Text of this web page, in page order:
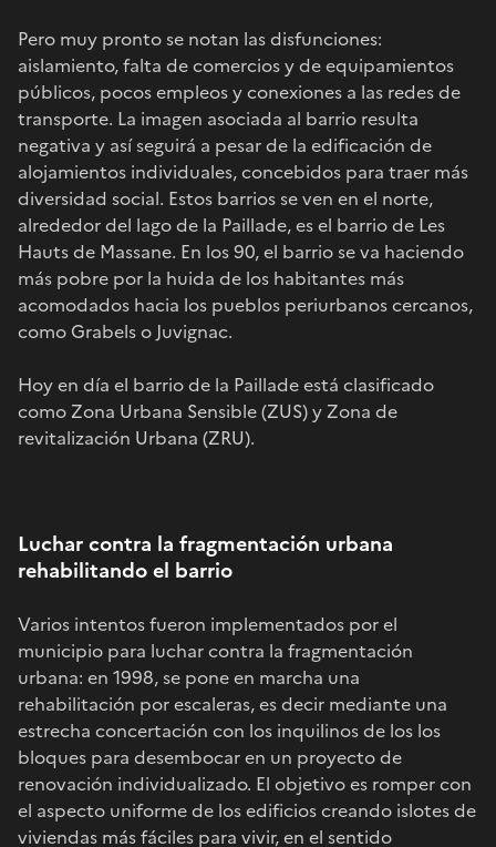
Pero muy pronto se notan las disfunciones:
aislamiento, falta de comercios y de equipamientos
públicos, pocos empleos y conexiones a las redes de
transporte. La imagen asociada al barrio resulta
negativa y así seguirá a pesar de la edificación de
alojamientos individuales, concebidos para traer más
diversidad social. Estos barrios se ven en el norte,
alrededor del lago de la Paillade, es el barrio de Les
Hauts de Massane. En los 90, el barrio se va haciendo
más pobre por la huida de los habitantes más
acomodados hacia los pueblos periurbanos cercanos,
como Grabels o Juvignac.
Hoy en día el barrio de la Paillade está clasificado
como Zona Urbana Sensible (ZUS) y Zona de
revitalización Urbana (ZRU).
Luchar contra la fragmentación urbana
rehabilitando el barrio
Varios intentos fueron implementados por el
municipio para luchar contra la fragmentación
urbana: en 1998, se pone en marcha una
rehabilitación por escaleras, es decir mediante una
estrecha concertación con los inquilinos de los los
bloques para desembocar en un proyecto de
renovación individualizado. El objetivo es romper con
el aspecto uniforme de los edificios creando islotes de
viviendas más fáciles para vivir, en el sentido